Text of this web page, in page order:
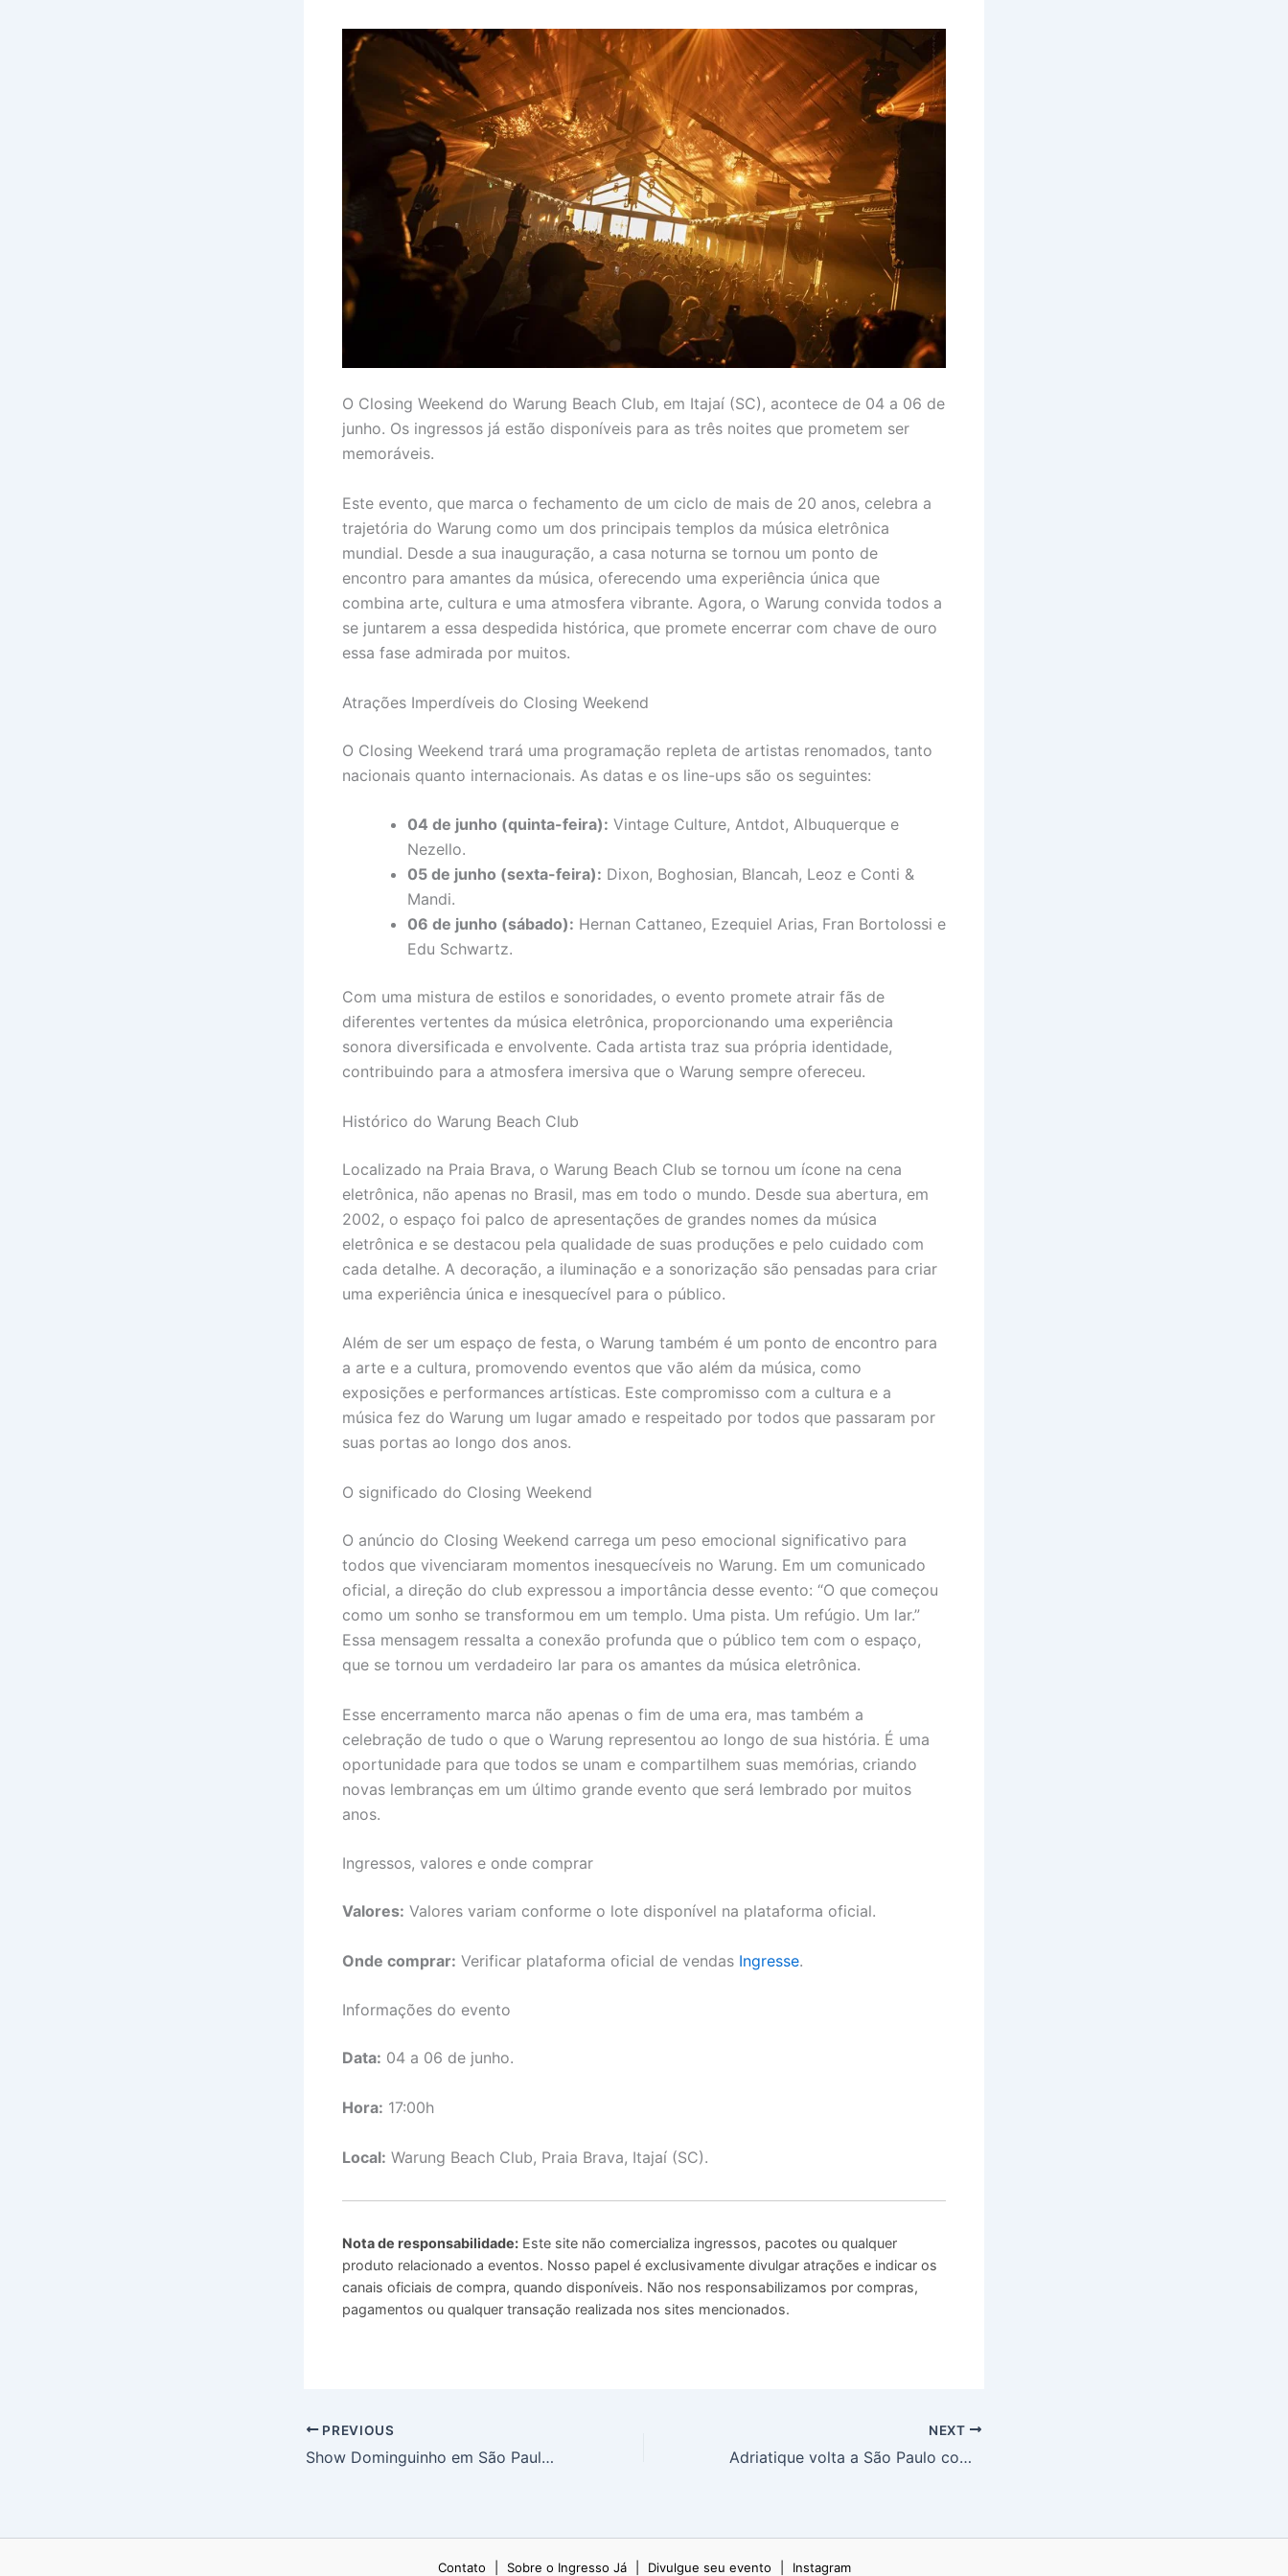
O Closing Weekend do Warung Beach Club, em Itajaí (SC), acontece de 04 a 06 de
junho. Os ingressos já estão disponíveis para as três noites que prometem ser
memoráveis.
Este evento, que marca o fechamento de um ciclo de mais de 20 anos, celebra a
trajetória do Warung como um dos principais templos da música eletrônica
mundial. Desde a sua inauguração, a casa noturna se tornou um ponto de
encontro para amantes da música, oferecendo uma experiência única que
combina arte, cultura e uma atmosfera vibrante. Agora, o Warung convida todos a
se juntarem a essa despedida histórica, que promete encerrar com chave de ouro
essa fase admirada por muitos.
Atrações Imperdíveis do Closing Weekend
O Closing Weekend trará uma programação repleta de artistas renomados, tanto
nacionais quanto internacionais. As datas e os line-ups são os seguintes:
04 de junho (quinta-feira): Vintage Culture, Antdot, Albuquerque e
Nezello.
05 de junho (sexta-feira): Dixon, Boghosian, Blancah, Leoz e Conti &
Mandi.
06 de junho (sábado): Hernan Cattaneo, Ezequiel Arias, Fran Bortolossi e
Edu Schwartz.
Com uma mistura de estilos e sonoridades, o evento promete atrair fãs de
diferentes vertentes da música eletrônica, proporcionando uma experiência
sonora diversificada e envolvente. Cada artista traz sua própria identidade,
contribuindo para a atmosfera imersiva que o Warung sempre ofereceu.
Histórico do Warung Beach Club
Localizado na Praia Brava, o Warung Beach Club se tornou um ícone na cena
eletrônica, não apenas no Brasil, mas em todo o mundo. Desde sua abertura, em
2002, o espaço foi palco de apresentações de grandes nomes da música
eletrônica e se destacou pela qualidade de suas produções e pelo cuidado com
cada detalhe. A decoração, a iluminação e a sonorização são pensadas para criar
uma experiência única e inesquecível para o público.
Além de ser um espaço de festa, o Warung também é um ponto de encontro para
a arte e a cultura, promovendo eventos que vão além da música, como
exposições e performances artísticas. Este compromisso com a cultura e a
música fez do Warung um lugar amado e respeitado por todos que passaram por
suas portas ao longo dos anos.
O significado do Closing Weekend
O anúncio do Closing Weekend carrega um peso emocional significativo para
todos que vivenciaram momentos inesquecíveis no Warung. Em um comunicado
oficial, a direção do club expressou a importância desse evento: “O que começou
como um sonho se transformou em um templo. Uma pista. Um refúgio. Um lar.”
Essa mensagem ressalta a conexão profunda que o público tem com o espaço,
que se tornou um verdadeiro lar para os amantes da música eletrônica.
Esse encerramento marca não apenas o fim de uma era, mas também a
celebração de tudo o que o Warung representou ao longo de sua história. É uma
oportunidade para que todos se unam e compartilhem suas memórias, criando
novas lembranças em um último grande evento que será lembrado por muitos
anos.
Ingressos, valores e onde comprar
Valores: Valores variam conforme o lote disponível na plataforma oficial.
Onde comprar: Verificar plataforma oficial de vendas Ingresse.
Informações do evento
Data: 04 a 06 de junho.
Hora: 17:00h
Local: Warung Beach Club, Praia Brava, Itajaí (SC).
Nota de responsabilidade: Este site não comercializa ingressos, pacotes ou qualquer
produto relacionado a eventos. Nosso papel é exclusivamente divulgar atrações e indicar os
canais oficiais de compra, quando disponíveis. Não nos responsabilizamos por compras,
pagamentos ou qualquer transação realizada nos sites mencionados.
PREVIOUS
Show Dominguinho em São Paulo: Com João Gomes, Jota.pê e Mestrinho
NEXT
Adriatique volta a São Paulo com projeto Presents ‘X’ global
Contato Sobre o Ingresso Já Divulgue seu evento Instagram